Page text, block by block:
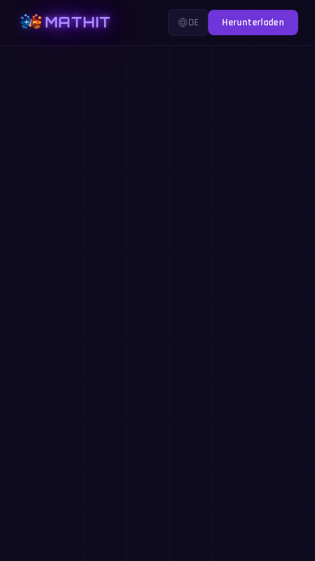
MATHIT DE Herunterladen